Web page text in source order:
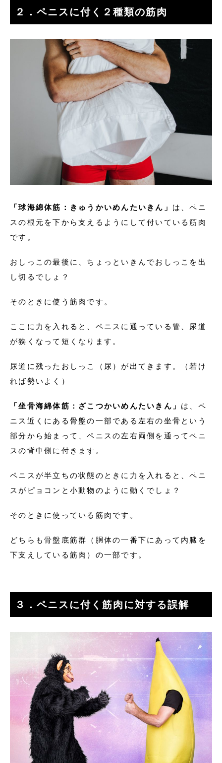
２．ペニスに付く２種類の筋肉
「球海綿体筋：きゅうかいめんたいきん」 は、ペニ
スの根元を下から支えるようにして付いている筋肉
です。
おしっこの最後に、ちょっといきんでおしっこを出
し切るでしょ？
そのときに使う筋肉です。
ここに力を入れると、ペニスに通っている管、尿道
が狭くなって短くなります。
尿道に残ったおしっこ（尿）が出てきます。（若け
れば勢いよく）
「坐骨海綿体筋：ざこつかいめんたいきん」 は、ペ
ニス近くにある骨盤の一部である左右の坐骨という
部分から始まって、ペニスの左右両側を通ってペニ
スの背中側に付きます。
ペニスが半立ちの状態のときに力を入れると、ペニ
スがピョコンと小動物のように動くでしょ？
そのときに使っている筋肉です。
どちらも骨盤底筋群（胴体の一番下にあって内臓を
下支えしている筋肉）の一部です。
３．ペニスに付く筋肉に対する誤解